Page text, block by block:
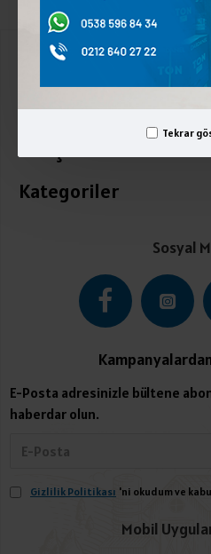
Tekrar
Kurumsal
Üyelik İşlemleri
İletişim
Kategoriler
Sosyal
E-Posta adresinizle bültene
haberdar olun.
Gizlilik Politikası 'ni okudum ve
Mobil